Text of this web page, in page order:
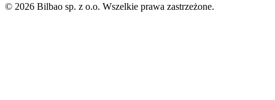
© 2026 Bilbao sp. z o.o. Wszelkie prawa zastrzeżone.